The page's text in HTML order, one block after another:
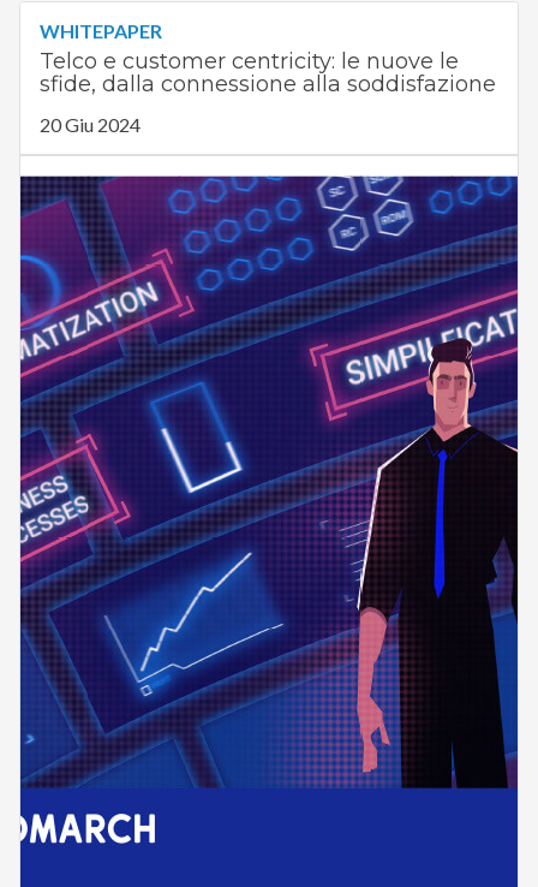
WHITEPAPER
Telco e customer centricity: le nuove le
sfide, dalla connessione alla soddisfazione
20 Giu 2024